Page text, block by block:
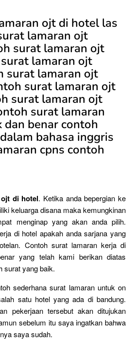
ojt di hotel las
lamaran ojt
surat lamaran ojt
lamaran ojt
surat lamaran ojt
surat lamaran ojt
surat lamaran ojt
surat lamaran
dan benar contoh
bahasa inggris
cpns contoh
di hotel. Ketika anda bepergian ke
keluarga disana maka kemungkinan
menginap yang akan anda pilih.
di hotel apakah anda sarjana yang
Contoh surat lamaran kerja di
yang telah kami berikan diatas
surat yang baik.
sederhana surat lamaran untuk on
satu hotel yang ada di bandung.
pekerjaan tersebut akan ditujukan
sebelum itu saya ingatkan bahwa
saya sudah.